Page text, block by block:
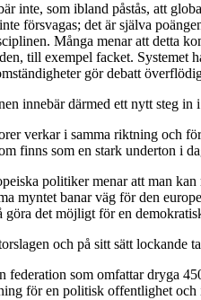
inte, som ibland påstås, att
försvagas; det är själva
Många menar att detta
till exempel facket. Systemet
gör debatt
innebär därmed ett nytt steg
verkar i samma riktning och
finns som en stark underton i
politiker menar att man
myntet banar väg för den
göra det möjligt för en
och på sitt sätt lockande
federation som omfattar dryga
för en politisk offentlighet och